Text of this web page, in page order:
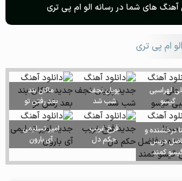
های شما در رسانه الو ام پی تری
ام پی تری
لهراسبی
گیسو
پویان نجف
شب شد
ماکان بند
بعد رفتن تو
درخشنده و
دریس
کمند
فرخ غریب
حکم دل
امیر تسلیمی
آی بارون